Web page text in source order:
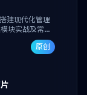
建现代化管理
块实战及常见
装与主题定
原创